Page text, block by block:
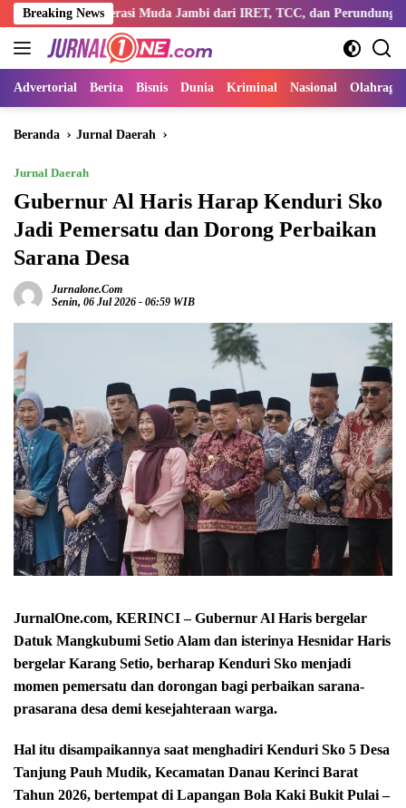
Langsung
ke
konten
Breaking News
Muda Jambi dari IRET, TCC, dan Perundungan
Advertorial Berita Bisnis Dunia Kriminal Nasional Olahraga
Beranda Jurnal Daerah
Jurnal Daerah
Gubernur Al Haris Harap Kenduri Sko
Jadi Pemersatu dan Dorong Perbaikan
Sarana Desa
Jurnalone.com
Senin, 06 Jul 2026 - 06:59 WIB
JurnalOne.com, KERINCI – Gubernur Al Haris bergelar
Datuk Mangkubumi Setio Alam dan isterinya Hesnidar Haris
bergelar Karang Setio, berharap Kenduri Sko menjadi
momen pemersatu dan dorongan bagi perbaikan sarana-
prasarana desa demi kesejahteraan warga.
Hal itu disampaikannya saat menghadiri Kenduri Sko 5 Desa
Tanjung Pauh Mudik, Kecamatan Danau Kerinci Barat
Tahun 2026, bertempat di Lapangan Bola Kaki Bukit Pulai –